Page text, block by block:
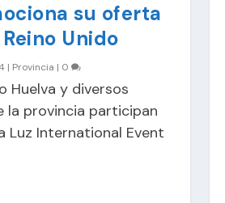
su oferta
Unido
| Provincia | 0
Huelva y diversos
la provincia participan
Luz International Event